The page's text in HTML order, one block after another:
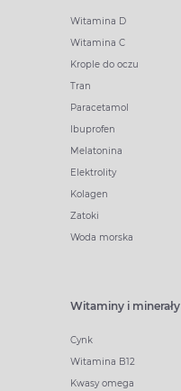
Witamina D
Witamina C
Krople do oczu
Tran
Paracetamol
Ibuprofen
Melatonina
Elektrolity
Kolagen
Zatoki
Woda morska
Witaminy i minerały
Cynk
Witamina B12
Kwasy omega